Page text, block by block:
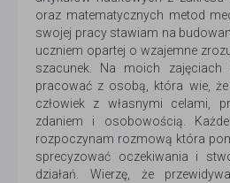
oraz matematycznych metod
swojej pracy stawiam na
uczniem opartej o wzajemne
szacunek. Na moich zajęciach
pracować z osobą, która wie,
człowiek z własnymi celami,
zdaniem i osobowością.
rozpoczynam rozmową która
sprecyzować oczekiwania i
działań. Wierzę, że